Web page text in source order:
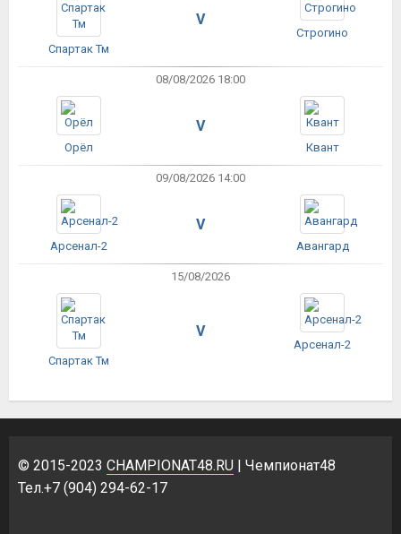
Спартак Тм
V
Строгино
08/08/2026 18:00
Орёл
V
Квант
09/08/2026 14:00
Арсенал-2
V
Авангард
15/08/2026
Спартак Тм
V
Арсенал-2
© 2015-2023 CHAMPIONAT48.RU | Чемпионат48
Тел.+7 (904) 294-62-17